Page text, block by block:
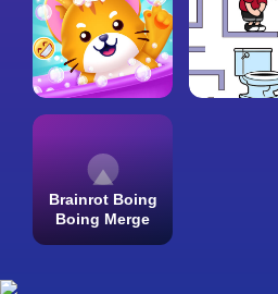
Brainrot Boing
Boing Merge